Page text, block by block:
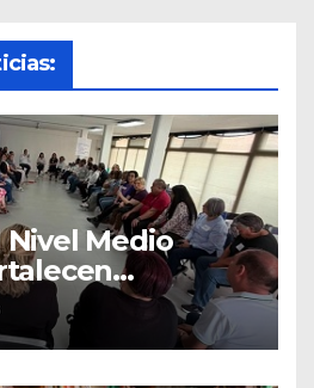
Medio
la
la violencia en